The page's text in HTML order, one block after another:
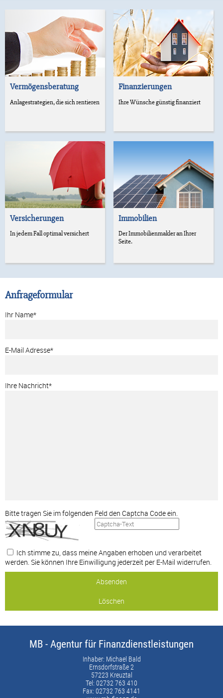
Vermögensberatung
Anlagestrategien, die sich rentieren
Finanzierungen
Ihre Wünsche günstig finanziert
Versicherungen
In jedem Fall optimal versichert
Immobilien
Der Immobilienmakler an Ihrer
Seite.
Anfrageformular
Ihr Name*
E-Mail Adresse*
Ihre Nachricht*
Bitte tragen Sie im folgenden Feld den Captcha Code ein.
Ich stimme zu, dass meine Angaben erhoben und verarbeitet
werden. Sie können Ihre Einwilligung jederzeit per E-Mail widerrufen.
MB - Agentur für Finanzdienstleistungen
Inhaber: Michael Bald
Ernsdorfstraße 2
57223 Kreuztal
Tel: 02732 763 410
Fax: 02732 763 4141